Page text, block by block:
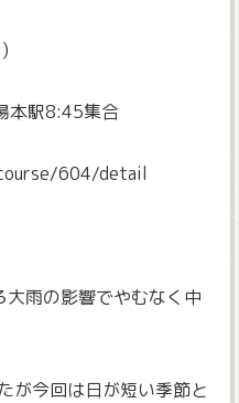
本駅8:45集合
604/detail
雨の影響でやむなく中
が今回は日が短い季節と